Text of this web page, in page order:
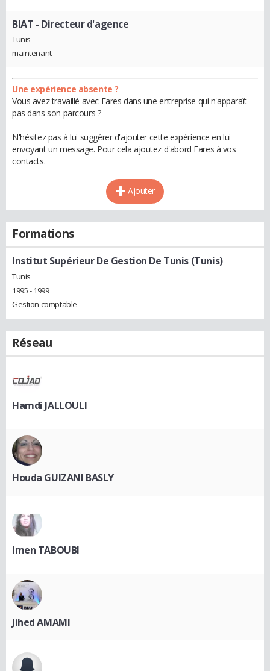
BIAT - Directeur d'agence
Tunis
maintenant
Une expérience absente ?
Vous avez travaillé avec Fares dans une entreprise qui n'apparaît
pas dans son parcours ?
N'hésitez pas à lui suggérer d'ajouter cette expérience en lui
envoyant un message. Pour cela ajoutez d'abord Fares à vos
contacts.
Ajouter
Formations
Institut Supérieur De Gestion De Tunis (Tunis)
Tunis
1995 - 1999
Gestion comptable
Réseau
Hamdi JALLOULI
Houda GUIZANI BASLY
Imen TABOUBI
Jihed AMAMI